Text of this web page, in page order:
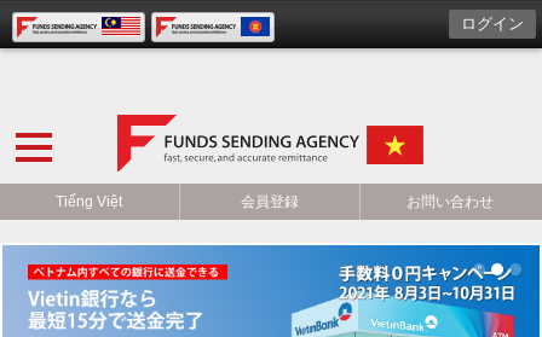
Tiếng Việt 会員登録 お問い合わせ
ログイン